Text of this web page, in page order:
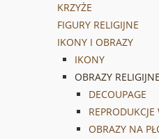
KRZYŻE
FIGURY RELIGIJNE
IKONY I OBRAZY
IKONY
OBRAZY RELIGIJNE
DECOUPAGE
OBRAZY NA